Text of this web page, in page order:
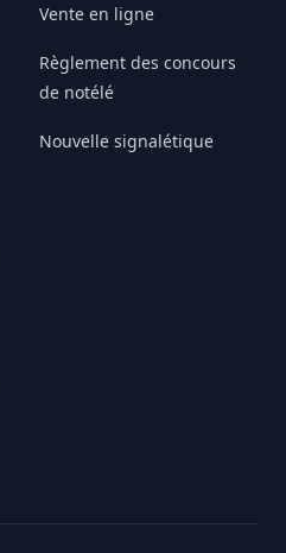
Vente en ligne
Règlement des concours
de notélé
Nouvelle signalétique